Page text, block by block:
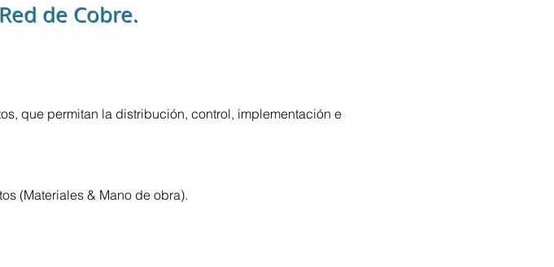
de Cobre.
que permitan la distribución, control, implementación e
(Materiales & Mano de obra).